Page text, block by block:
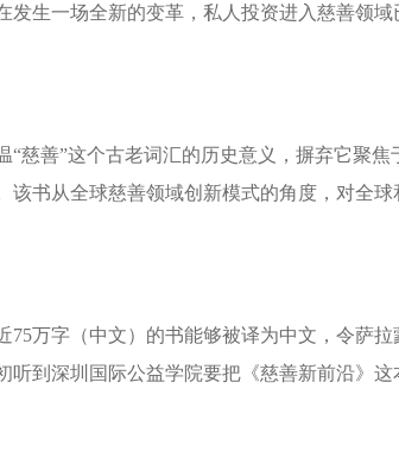
生一场全新的变革，私人投资进入慈善领
慈善”这个古老词汇的历史意义，摒弃它聚
书从全球慈善领域创新模式的角度，对全
万字（中文）的书能够被译为中文，令萨
到深圳国际公益学院要把《慈善新前沿》